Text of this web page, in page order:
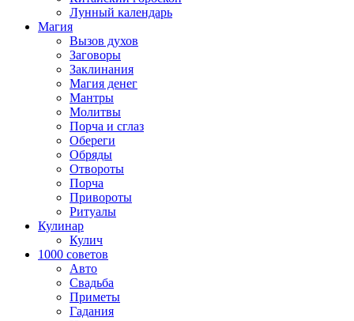
Лунный календарь
Магия
Вызов духов
Заговоры
Заклинания
Магия денег
Мантры
Молитвы
Порча и сглаз
Обереги
Обряды
Отвороты
Порча
Привороты
Ритуалы
Кулинар
Кулич
1000 советов
Авто
Свадьба
Приметы
Гадания